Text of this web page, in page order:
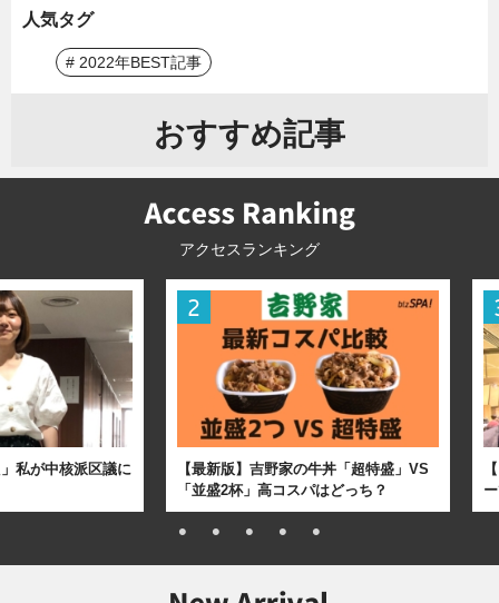
人気タグ
# 2022年BEST記事
おすすめ記事
アクセスランキング
私が中核派区議に
【最新版】吉野家の牛丼「超特盛」VS
「並盛2杯」高コスパはどっち？